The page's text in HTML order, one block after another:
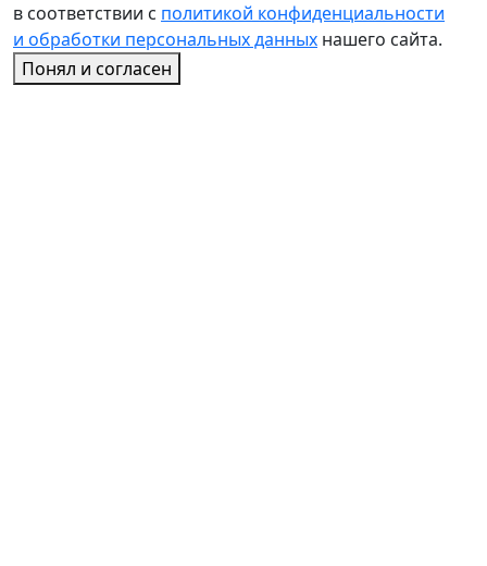
в соответствии с политикой конфиденциальности
и обработки персональных данных нашего сайта.
Понял и согласен